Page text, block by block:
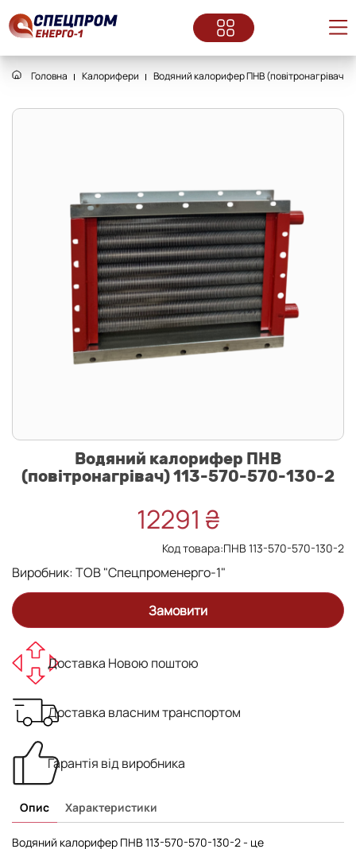
Головна Калорифери Водяний калорифер ПНВ (повітронагрівач)
Водяний калорифер ПНВ
(повітронагрівач) 113-570-570-130-2
12291 ₴
Код товара:ПНВ 113-570-570-130-2
Виробник:ТОВ "Спецпроменерго-1"
Замовити
Доставка Новою поштою
Доставка власним транспортом
Гарантія від виробника
Опис Характеристики
Водяний калорифер ПНВ 113-570-570-130-2- це